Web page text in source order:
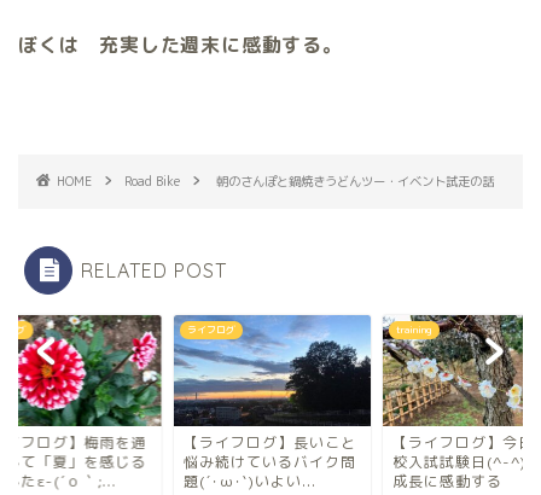
ぼくは 充実した週末に感動する。
HOME Road Bike 朝のさんぽと鍋焼きうどんツー・イベント試走の話
RELATED POST
ログ
イフログ】梅雨を通
して「夏」を感じる
したε-(´ｏ｀;...
ライフログ
【ライフログ】長いこと
悩み続けているバイク問
題(´･ω･`)いよい...
training
【ライフログ】今日
校入試試験日(^-^)v
成長に感動する